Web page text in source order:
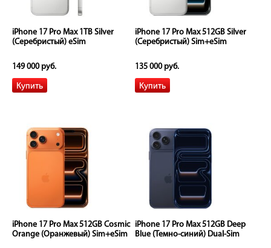
iPhone 17 Pro Max 1TB Silver
(Серебристый) eSim
149 000 руб.
iPhone 17 Pro Max 512GB Silver
(Серебристый) Sim+eSim
135 000 руб.
iPhone 17 Pro Max 512GB Cosmic
Orange (Оранжевый) Sim+eSim
iPhone 17 Pro Max 512GB Deep
Blue (Темно-синий) Dual-Sim